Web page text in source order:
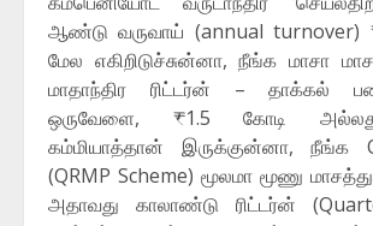
ஆண்டு வருவாய் (annual turnover)
மேல எகிறிடுச்சுன்னா, நீங்க மாசா
மாதாந்திர ரிட்டர்ன் – தாக்கல்
ஒருவேளை, ₹1.5 கோடி
கம்மியாத்தான் இருக்குன்னா, நீங்க
(QRMP Scheme) மூலமா மூணு
அதாவது காலாண்டு ரிட்டர்ன்